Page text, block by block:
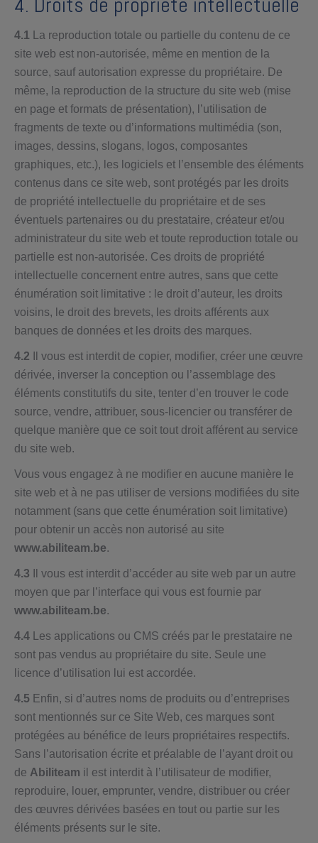
4.1 La reproduction totale ou partielle du contenu de ce
site web est non-autorisée, même en mention de la
source, sauf autorisation expresse du propriétaire. De
même, la reproduction de la structure du site web (mise
en page et formats de présentation), l’utilisation de
fragments de texte ou d’informations multimédia (son,
images, dessins, slogans, logos, composantes
graphiques, etc.), les logiciels et l’ensemble des éléments
contenus dans ce site web, sont protégés par les droits
de propriété intellectuelle du propriétaire et de ses
éventuels partenaires ou du prestataire, créateur et/ou
administrateur du site web et toute reproduction totale ou
partielle est non-autorisée. Ces droits de propriété
intellectuelle concernent entre autres, sans que cette
énumération soit limitative : le droit d’auteur, les droits
voisins, le droit des brevets, les droits afférents aux
banques de données et les droits des marques.
4.2 Il vous est interdit de copier, modifier, créer une œuvre
dérivée, inverser la conception ou l’assemblage des
éléments constitutifs du site, tenter d’en trouver le code
source, vendre, attribuer, sous-licencier ou transférer de
quelque manière que ce soit tout droit afférent au service
du site web.
Vous vous engagez à ne modifier en aucune manière le
site web et à ne pas utiliser de versions modifiées du site
notamment (sans que cette énumération soit limitative)
pour obtenir un accès non autorisé au site
www.abiliteam.be.
4.3 Il vous est interdit d’accéder au site web par un autre
moyen que par l’interface qui vous est fournie par
www.abiliteam.be.
4.4 Les applications ou CMS créés par le prestataire ne
sont pas vendus au propriétaire du site. Seule une
licence d’utilisation lui est accordée.
4.5 Enfin, si d’autres noms de produits ou d’entreprises
sont mentionnés sur ce Site Web, ces marques sont
protégées au bénéfice de leurs propriétaires respectifs.
Sans l’autorisation écrite et préalable de l’ayant droit ou
de Abiliteam il est interdit à l’utilisateur de modifier,
reproduire, louer, emprunter, vendre, distribuer ou créer
des œuvres dérivées basées en tout ou partie sur les
éléments présents sur le site.